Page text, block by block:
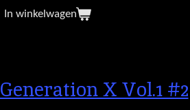
In winkelwagen
Generation X Vol.1 #2